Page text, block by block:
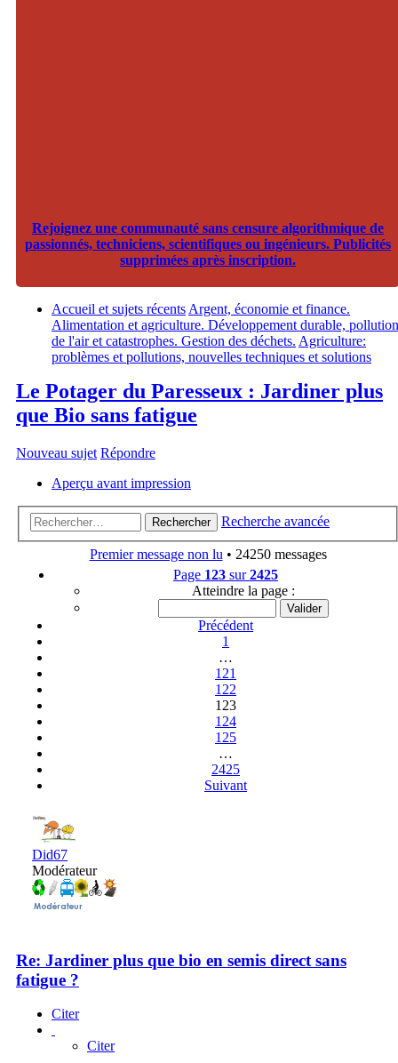
Rejoignez une communauté sans censure algorithmique de
passionnés, techniciens, scientifiques ou ingénieurs. Publicités
supprimées après inscription.
Accueil et sujets récentsArgent, économie et finance.
Alimentation et agriculture. Développement durable, pollution
de l'air et catastrophes. Gestion des déchets. Agriculture:
problèmes et pollutions, nouvelles techniques et solutions
Le Potager du Paresseux : Jardiner plus
que Bio sans fatigue
Nouveau sujet Répondre
Aperçu avant impression
Rechercher Recherche avancée
Premier message non lu • 24250 messages
Page 123 sur2425
Atteindre la page :
Précédent
1
…
121
122
123
124
125
…
2425
Suivant
Did67
Modérateur
Re: Jardiner plus que bio en semis direct sans
fatigue ?
Citer
Citer